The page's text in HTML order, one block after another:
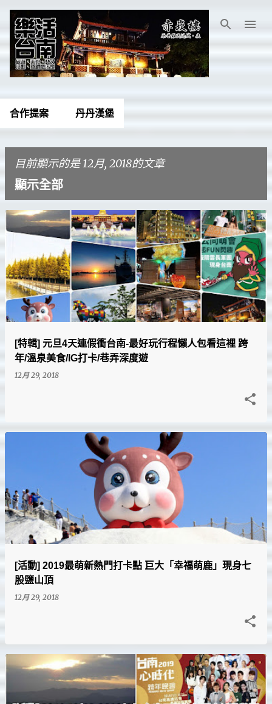
跳到主要內容
合作提案 丹丹漢堡
目前顯示的是 12月, 2018的文章
顯示全部
發
表
文
章
[特輯] 元旦4天連假衝台南-最好玩行程懶人包看這裡 跨
年/溫泉美食/IG打卡/巷弄深度遊
12月 29, 2018
[活動] 2019最萌新熱門打卡點 巨大「幸福萌鹿」現身七
股鹽山頂
12月 29, 2018